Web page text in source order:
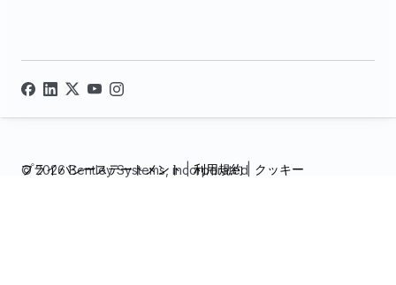
© 2026 Bentley Systems, incorporated
プライバシーステートメント|利用規約| クッキー